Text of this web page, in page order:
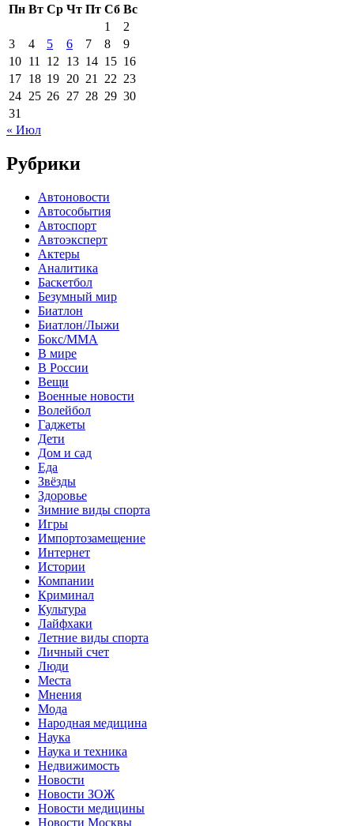
Пн Вт Ср Чт Пт Сб Вс
1
2
3
4 5 6 7 8
9
10 11 12 13 14 15 16
17 18 19 20 21 22 23
24 25 26 27 28 29 30
31
« Июл
Рубрики
Автоновости
Автособытия
Автоспорт
Автоэксперт
Актеры
Аналитика
Баскетбол
Безумный мир
Биатлон
Биатлон/Лыжи
Бокс/MMA
В мире
В России
Вещи
Военные новости
Волейбол
Гаджеты
Дети
Дом и сад
Еда
Звёзды
Здоровье
Зимние виды спорта
Игры
Импортозамещение
Интернет
Истории
Компании
Криминал
Культура
Лайфхаки
Летние виды спорта
Личный счет
Люди
Места
Мнения
Мода
Народная медицина
Наука
Наука и техника
Недвижимость
Новости
Новости ЗОЖ
Новости медицины
Новости Москвы